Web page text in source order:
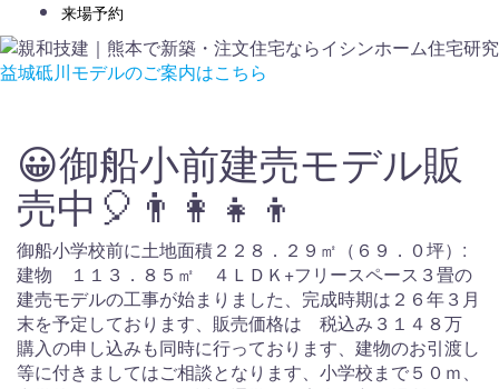
来場予約
益城砥川モデルのご案内はこちら
😀御船小前建売モデル販
売中🎈👨‍👩‍👧‍👦
御船小学校前に土地面積２２８．２９㎡（６９．０坪）:
建物 １１３．８５㎡ ４ＬＤＫ+フリースペース３畳の
建売モデルの工事が始まりました、完成時期は２６年３月
末を予定しております、販売価格は 税込み３１４８万
購入の申し込みも同時に行っております、建物のお引渡し
等に付きましてはご相談となります、小学校まで５０ｍ、